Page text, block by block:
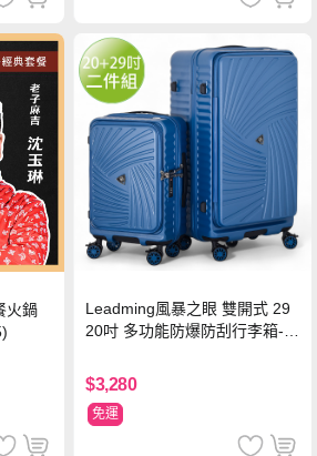
火鍋
Leadming風暴之眼 雙開式 29
20吋 多功能防爆防刮行李箱-海
$3,280
免運